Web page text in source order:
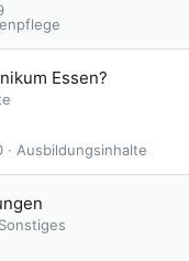
Essen?
Ausbildungsinhalte